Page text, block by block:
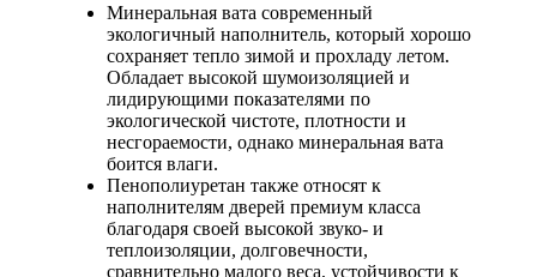
Минеральная вата современный
экологичный наполнитель, который хорошо
сохраняет тепло зимой и прохладу летом.
Обладает высокой шумоизоляцией и
лидирующими показателями по
экологической чистоте, плотности и
несгораемости, однако минеральная вата
боится влаги.
Пенополиуретан также относят к
наполнителям дверей премиум класса
благодаря своей высокой звуко- и
теплоизоляции, долговечности,
сравнительно малого веса, устойчивости к